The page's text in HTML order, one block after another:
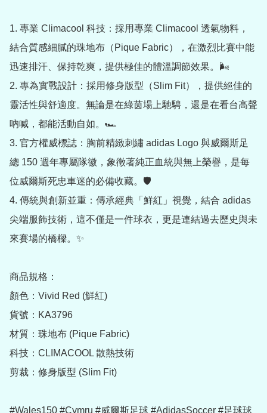
1. 專業 Climacool 科技：採用專業 Climacool 透氣物料，
結合質感細膩的珠地布（Pique Fabric），在激烈比賽中能
迅速排汗、保持乾爽，提供極佳的體溫調節效果。🌬️
2. 專為實戰設計：採用修身版型（Slim Fit），提供絕佳的
靈活性與舒適度。無論是在綠茵場上馳騁，還是在看台高聲
吶喊，都能活動自如。🏎️
3. 官方權威標誌：胸前精緻刺繡 adidas Logo 與威爾斯足
總 150 週年專屬隊徽，象徵著純正血統與無上榮譽，是每
位威爾斯死忠車迷的必備收藏。🛡️
4. 傳統與創新並重：傳承經典「鮮紅」視覺，結合 adidas
尖端服飾技術，這不僅是一件球衣，更是連結過去歷史與未
來賽場的橋樑。✨
商品規格：
顏色：Vivid Red (鮮紅)
貨號：KA3796
材質：珠地布 (Pique Fabric)
科技：CLIMACOOL 散熱技術
剪裁：修身版型 (Slim Fit)
#Wales150 #Cymru #威爾斯足球 #AdidasSoccer #足球球